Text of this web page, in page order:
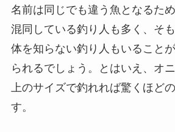
名前は同じでも違う魚となるた
混同している釣り人も多く、そ
体を知らない釣り人もいること
られるでしょう。とはいえ、オ
上のサイズで釣れれば驚くほど
す。